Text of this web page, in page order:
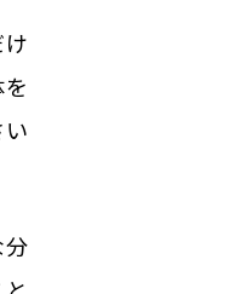
分